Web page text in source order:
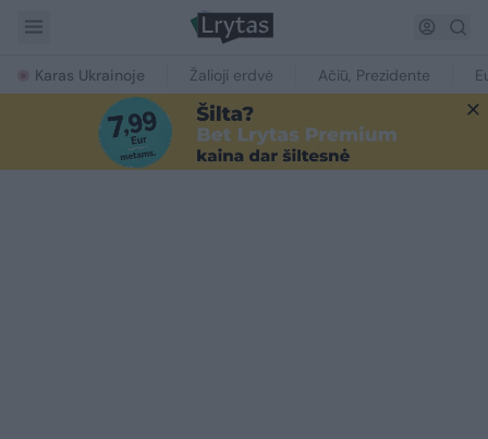
Karas Ukrainoje Žalioji erdvė Ačiū, Prezidente